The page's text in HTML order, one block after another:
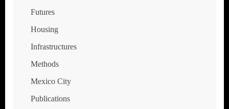
Futures
Housing
Infrastructures
Methods
Mexico City
Publications